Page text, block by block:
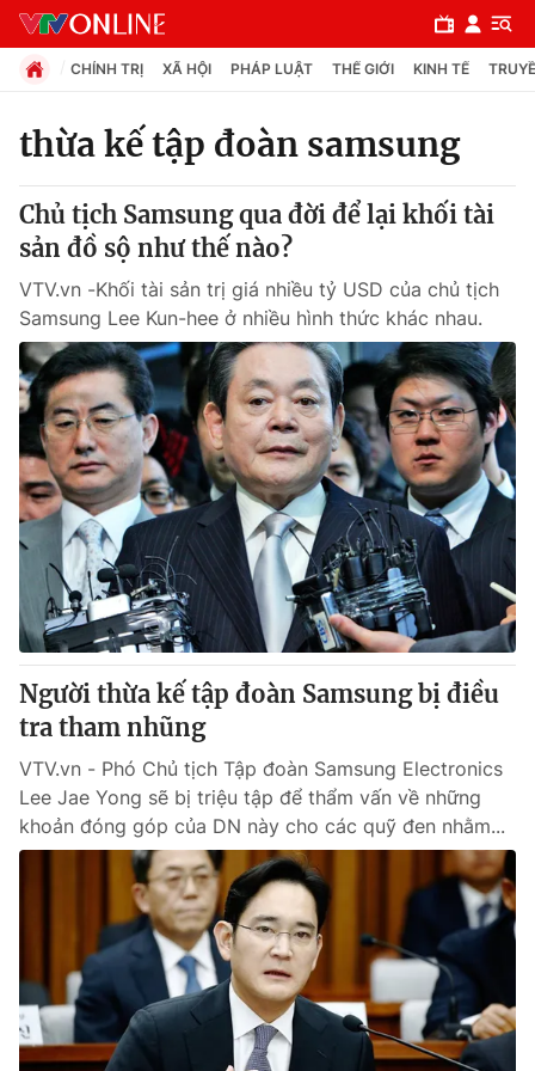
Chuyên mục
Chính trị
Xã hội
Pháp luật
Y tế
Thế giới
Tin tức
Thế giới đó đây
Câu chuyện quốc tế
Kinh tế
Tài chính
Thị trường
Góc doanh nghiệp
Dữ liệu và đời sống
Truyền hình
Phim VTV
Hậu trường
Giải sao mai
Giải trí
Làm đẹp
Chất lượng cuộc sống
Giáo dục
Tuyển sinh
Học trực tuyến
Công nghệ
Hitech Công nghệ tương lai
CHÍNH TRỊ XÃ HỘI PHÁP LUẬT THẾ GIỚI KINH TẾ
thừa kế tập đoàn samsung
Chủ tịch Samsung qua đời để lại khối tài
sản đồ sộ như thế nào?
VTV.vn -Khối tài sản trị giá nhiều tỷ USD của chủ tịch
Samsung Lee Kun-hee ở nhiều hình thức khác nhau.
Người thừa kế tập đoàn Samsung bị điều
tra tham nhũng
VTV.vn - Phó Chủ tịch Tập đoàn Samsung Electronics
Lee Jae Yong sẽ bị triệu tập để thẩm vấn về những
khoản đóng góp của DN này cho các quỹ đen nhằm...